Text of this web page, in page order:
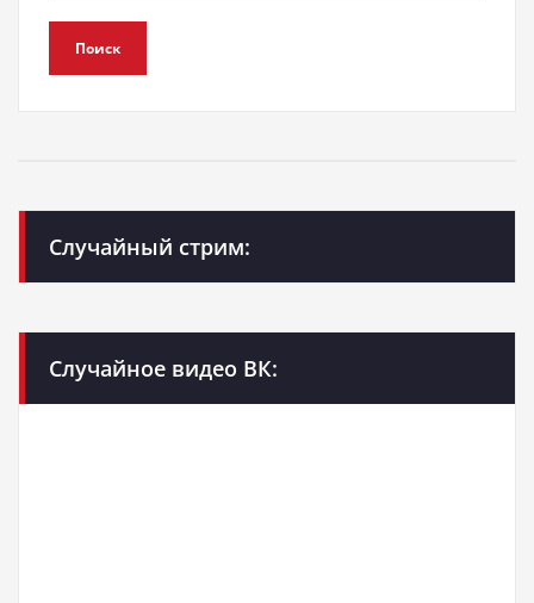
Поиск
Случайный стрим:
Случайное видео ВК: